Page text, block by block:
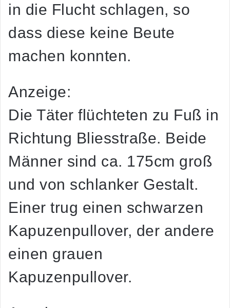
in die Flucht schlagen, so
dass diese keine Beute
machen konnten.
Anzeige:
Die Täter flüchteten zu Fuß in
Richtung Bliesstraße. Beide
Männer sind ca. 175cm groß
und von schlanker Gestalt.
Einer trug einen schwarzen
Kapuzenpullover, der andere
einen grauen
Kapuzenpullover.